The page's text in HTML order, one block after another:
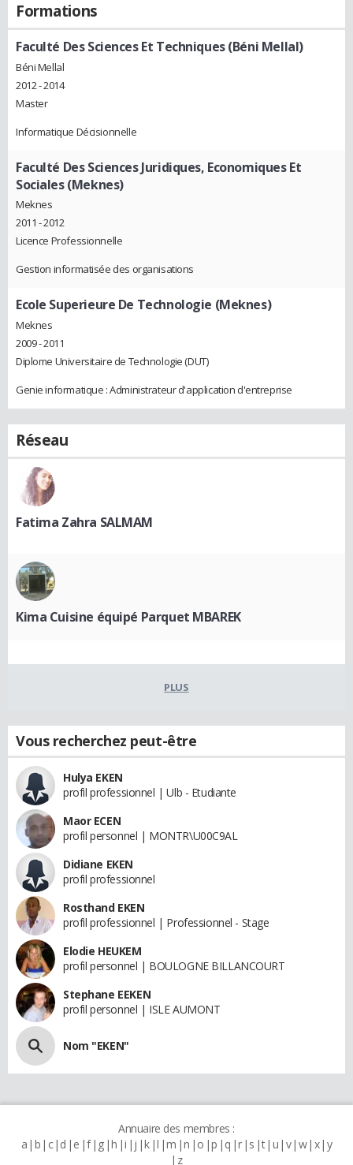
Formations
Faculté Des Sciences Et Techniques (Béni Mellal)
Béni Mellal
2012 - 2014
Master
Informatique Décisionnelle
Faculté Des Sciences Juridiques, Economiques Et
Sociales (Meknes)
Meknes
2011 - 2012
Licence Professionnelle
Gestion informatisée des organisations
Ecole Superieure De Technologie (Meknes)
Meknes
2009 - 2011
Diplome Universitaire de Technologie (DUT)
Genie informatique : Administrateur d'application d'entreprise
Réseau
Fatima Zahra SALMAM
Kima Cuisine équipé Parquet MBAREK
PLUS
Vous recherchez peut-être
Hulya EKEN
profil professionnel | Ulb - Etudiante
Maor ECEN
profil personnel | MONTR\U00C9AL
Didiane EKEN
profil professionnel
Rosthand EKEN
profil professionnel | Professionnel - Stage
Elodie HEUKEM
profil personnel | BOULOGNE BILLANCOURT
Stephane EEKEN
profil personnel | ISLE AUMONT
Nom "EKEN"
Annuaire des membres :
a b c d e f g h i j k l m n o p q r s t u v w x y
z